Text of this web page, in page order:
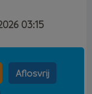
03:15
Aflosvrij